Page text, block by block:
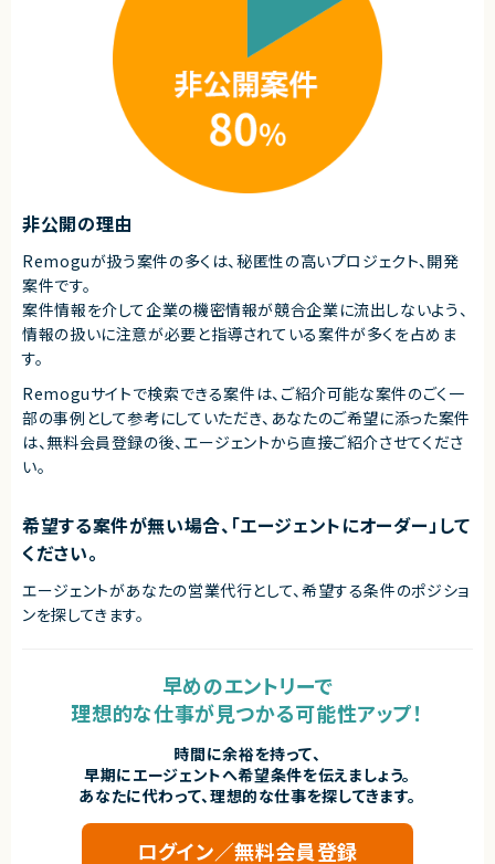
非公開の理由
Remoguが扱う案件の多くは、秘匿性の高いプロジェクト、開発
案件です。
案件情報を介して企業の機密情報が競合企業に流出しないよう、
情報の扱いに注意が必要と指導されている案件が多くを占めま
す。
Remoguサイトで検索できる案件は、ご紹介可能な案件のごく一
部の事例として参考にしていただき、 あなたのご希望に添った案件
は、無料会員登録の後、エージェントから直接ご紹介させてくださ
い。
希望する案件が無い場合、「エージェントにオーダー」して
ください。
エージェントがあなたの営業代行として、希望する条件のポジショ
ンを探してきます。
早めのエントリーで
理想的な仕事が見つかる可能性アップ！
時間に余裕を持って、
早期にエージェントへ希望条件を伝えましょう。
あなたに代わって、理想的な仕事を探してきます。
ログイン／無料会員登録